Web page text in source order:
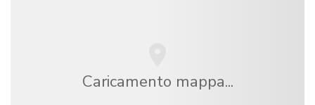
Caricamento mappa...